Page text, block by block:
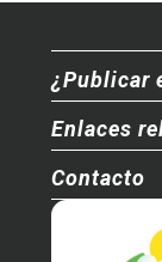
¿Publicar
Enlaces
Contacto